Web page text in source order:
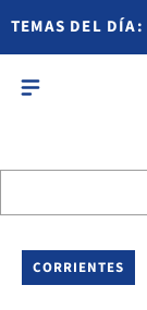
TEMAS DEL DÍA:
CORRIENTES